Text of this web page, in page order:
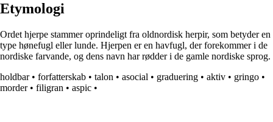
Etymologi
Ordet hjerpe stammer oprindeligt fra oldnordisk herpir, som betyder en
type hønefugl eller lunde. Hjerpen er en havfugl, der forekommer i de
nordiske farvande, og dens navn har rødder i de gamle nordiske sprog.
holdbar• forfatterskab • talon • asocial • graduering • aktiv • gringo •
morder• filigran • aspic •